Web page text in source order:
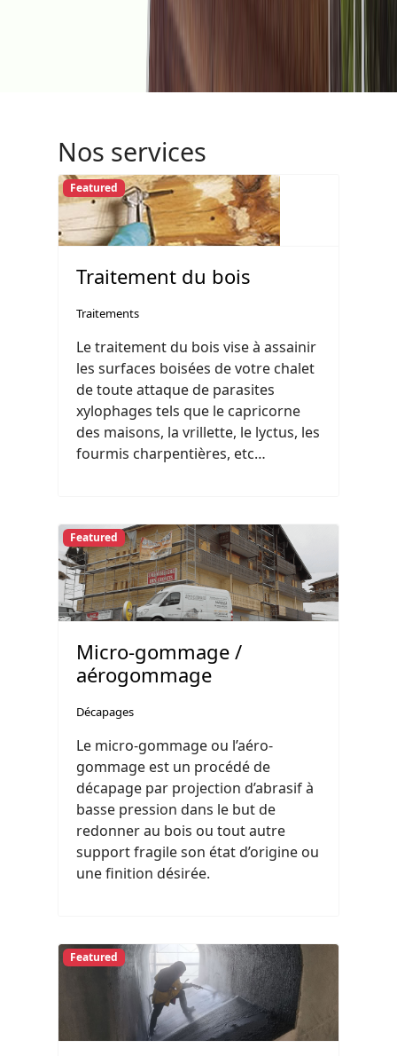
Nos services
Featured
Traitement du bois
Traitements
Le traitement du bois vise à assainir
les surfaces boisées de votre chalet
de toute attaque de parasites
xylophages tels que le capricorne
des maisons, la vrillette, le lyctus, les
fourmis charpentières, etc…
Featured
Micro-gommage /
aérogommage
Décapages
Le micro-gommage ou l’aéro-
gommage est un procédé de
décapage par projection d’abrasif à
basse pression dans le but de
redonner au bois ou tout autre
support fragile son état d’origine ou
une finition désirée.
Featured